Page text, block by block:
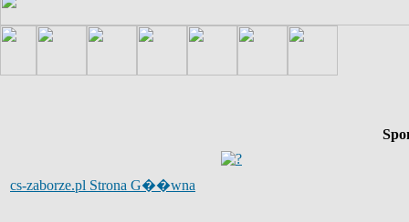
cs-zaborze.pl Strona G��wna